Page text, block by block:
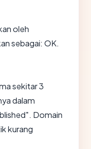
oleh
sebagai: OK.
sekitar 3
dalam
Domain
kurang